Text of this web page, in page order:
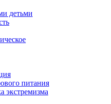
детьми
питания
экстремизма